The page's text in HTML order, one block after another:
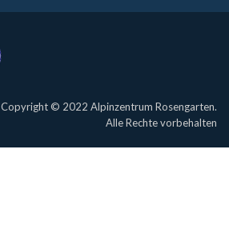
Copyright © 2022 Alpinzentrum Rosengarten.
Alle Rechte vorbehalten